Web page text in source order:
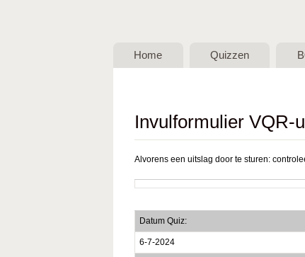
Belgische
vzw
Home Quizzen
Invulformulier VQR-
Alvorens een uitslag door te sturen:
Datum Quiz:
6-7-2024